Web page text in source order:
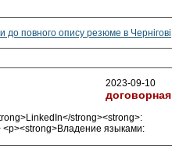
до повного опису резюме в Чернігові
2023-09-10
договорная
strong><strong>:
<p><strong>Владение языками: